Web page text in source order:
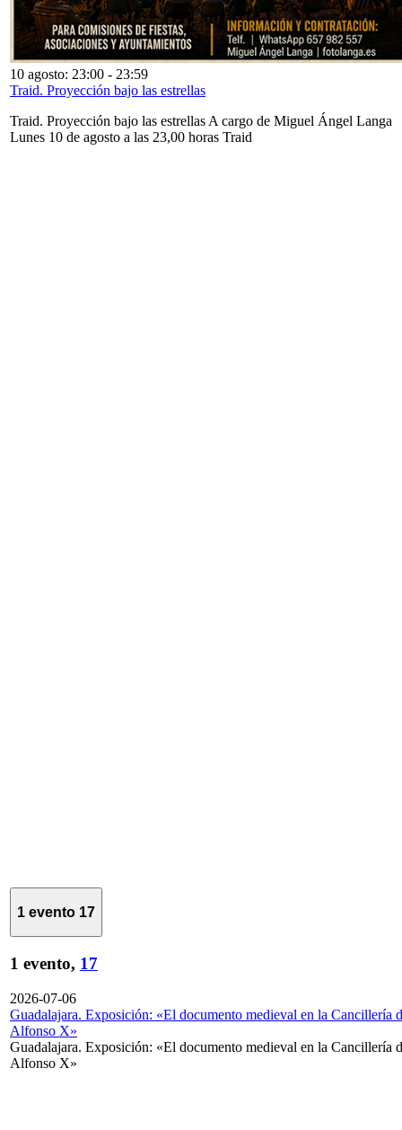
10 agosto: 23:00 - 23:59
Traid. Proyección bajo las estrellas
Traid. Proyección bajo las estrellas A cargo de Miguel Ángel Langa
Lunes 10 de agosto a las 23,00 horas Traid
1 evento 17
1 evento, 17
2026-07-06
Guadalajara. Exposición: «El documento medieval en la Cancillería
Alfonso X»
Guadalajara. Exposición: «El documento medieval en la Cancillería
Alfonso X»